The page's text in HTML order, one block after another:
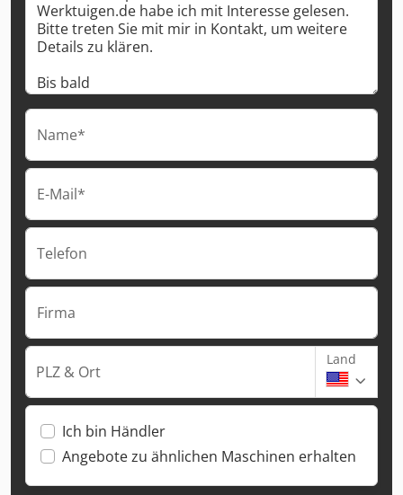
Name*
E-Mail*
Telefon
Firma
PLZ & Ort
Land
Ich bin Händler
Angebote zu ähnlichen Maschinen erhalten